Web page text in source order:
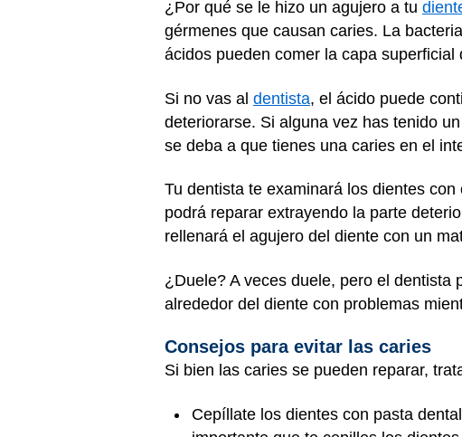
¿Por qué se le hizo un agujero a tu
gérmenes que causan caries. La
ácidos pueden comer la capa superficial
Si no vas al dentista, el ácido puede
deteriorarse. Si alguna vez has tenido
se deba a que tienes una caries en el
Tu dentista te examinará los dientes
podrá reparar extrayendo la parte
rellenará el agujero del diente con un
¿Duele? A veces duele, pero el
alrededor del diente con problemas
Consejos para evitar las caries
Si bien las caries se pueden reparar,
Cepíllate los dientes con pasta